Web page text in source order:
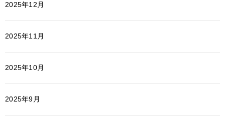
2025年12月
2025年11月
2025年10月
2025年9月